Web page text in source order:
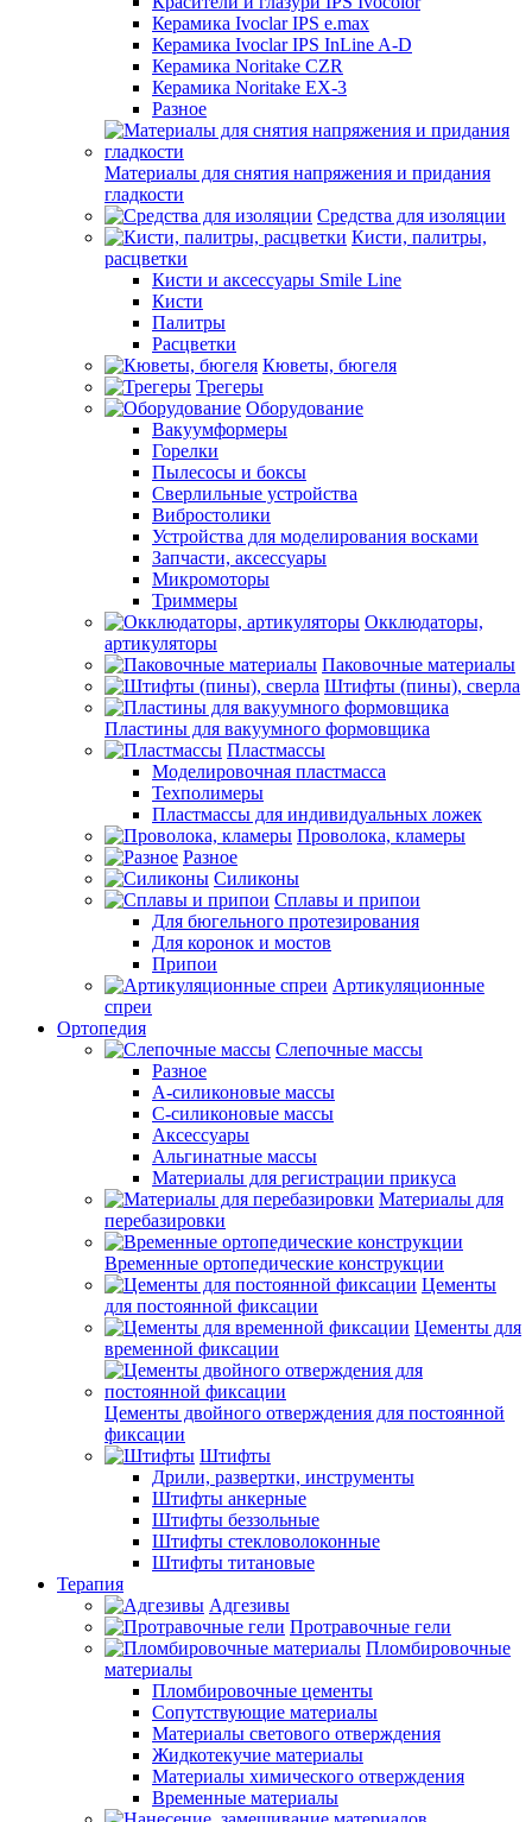
Керамика Ivoclar IPS e.max
Керамика Ivoclar IPS InLine A-D
Керамика Noritake CZR
Керамика Noritake EX-3
Разное
Материалы для снятия напряжения и придания
гладкости
Средства для изоляции
Кисти, палитры,
расцветки
Кисти и аксессуары Smile Line
Кисти
Палитры
Расцветки
Кюветы, бюгеля
Трегеры
Оборудование
Вакуумформеры
Горелки
Пылесосы и боксы
Сверлильные устройства
Вибростолики
Устройства для моделирования восками
Запчасти, аксессуары
Микромоторы
Триммеры
Окклюдаторы,
артикуляторы
Паковочные материалы
Штифты (пины), сверла
Пластины для вакуумного формовщика
Пластмассы
Моделировочная пластмасса
Техполимеры
Пластмассы для индивидуальных ложек
Проволока, кламеры
Разное
Силиконы
Сплавы и припои
Для бюгельного протезирования
Для коронок и мостов
Припои
Артикуляционные
спреи
Ортопедия
Слепочные массы
Разное
А-силиконовые массы
С-силиконовые массы
Аксессуары
Альгинатные массы
Материалы для регистрации прикуса
Материалы для
перебазировки
Временные ортопедические конструкции
Цементы
для постоянной фиксации
Цементы для
временной фиксации
Цементы двойного отверждения для постоянной
фиксации
Штифты
Дрили, развертки, инструменты
Штифты анкерные
Штифты беззольные
Штифты стекловолоконные
Штифты титановые
Терапия
Адгезивы
Протравочные гели
Пломбировочные
материалы
Пломбировочные цементы
Сопутствующие материалы
Материалы светового отверждения
Жидкотекучие материалы
Материалы химического отверждения
Временные материалы